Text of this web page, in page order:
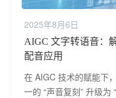
2025年8月6日
AIGC 文字转语音：
配音应用
在 AIGC 技术的赋能下
一的 “声音复刻” 升级为